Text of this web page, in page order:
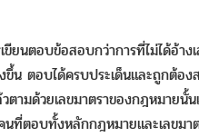
ขียนตอบข้อสอบกว่าการที่ไม่ได้อ้
ขึ้น ตอบได้ครบประเด็นและถูกต้
วยเลขมาตราของกฎหมายนั้นเส
ที่ตอบทั้งหลักกฎหมายและเลขม